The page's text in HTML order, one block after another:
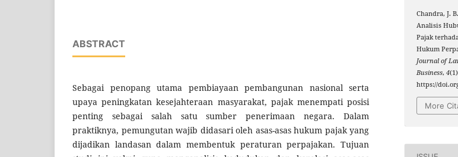
ABSTRACT
Sebagai penopang utama pembiayaan pembangunan nasional serta
upaya peningkatan kesejahteraan masyarakat, pajak menempati posisi
penting sebagai salah satu sumber penerimaan negara. Dalam
praktiknya, pemungutan wajib didasari oleh asas-asas hukum pajak yang
dijadikan landasan dalam membentuk peraturan perpajakan. Tujuan
Chandra, J.
Analisis
Pajak
Hukum
Journal of
Business,4
https://
More